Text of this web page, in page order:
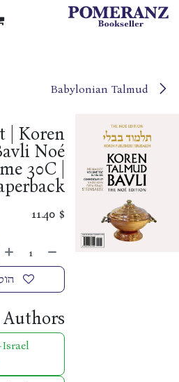
דלג לתוכן
| Koren
Noé
30C |
$
11.40
Authors